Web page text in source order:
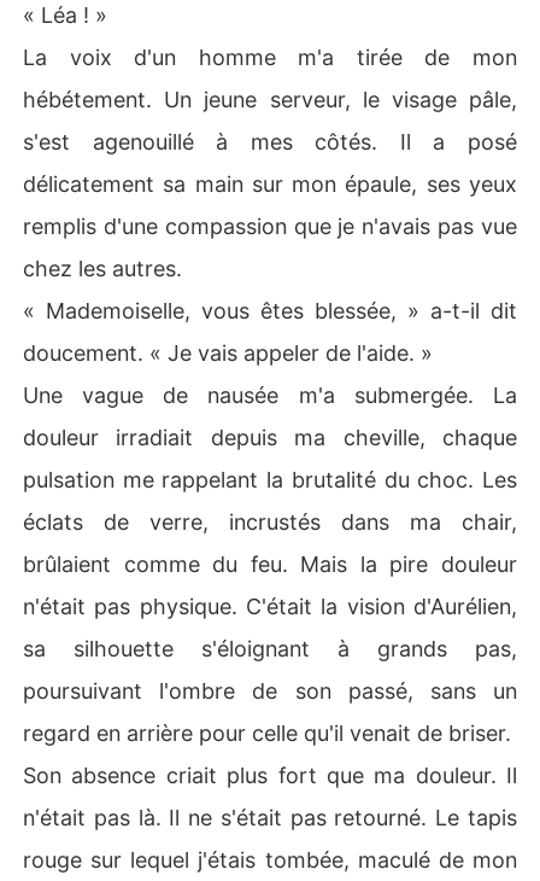
« Léa ! »
La voix d'un homme m'a tirée de mon
hébétement. Un jeune serveur, le visage pâle,
s'est agenouillé à mes côtés. Il a posé
délicatement sa main sur mon épaule, ses yeux
remplis d'une compassion que je n'avais pas vue
chez les autres.
« Mademoiselle, vous êtes blessée, » a-t-il dit
doucement. « Je vais appeler de l'aide. »
Une vague de nausée m'a submergée. La
douleur irradiait depuis ma cheville, chaque
pulsation me rappelant la brutalité du choc. Les
éclats de verre, incrustés dans ma chair,
brûlaient comme du feu. Mais la pire douleur
n'était pas physique. C'était la vision d'Aurélien,
sa silhouette s'éloignant à grands pas,
poursuivant l'ombre de son passé, sans un
regard en arrière pour celle qu'il venait de briser.
Son absence criait plus fort que ma douleur. Il
n'était pas là. Il ne s'était pas retourné. Le tapis
rouge sur lequel j'étais tombée, maculé de mon